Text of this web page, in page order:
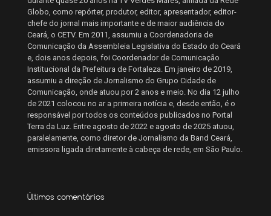
Globo, como repórter, produtor, editor, apresentador, editor-
chefe do jornal mais importante e de maior audiência do
Ceará, o CETV. Em 2011, assumiu a Coordenadoria de
Comunicação da Assembleia Legislativa do Estado do Ceará
e, dois anos depois, foi Coordenador de Comunicação
Institucional da Prefeitura de Fortaleza. Em janeiro de 2019,
assumiu a direção de Jornalismo do Grupo Cidade de
Comunicação, onde atuou por 2 anos e meio. No dia 12 julho
de 2021 colocou no ar a primeira notícia e, desde então, é o
responsável por todos os conteúdos publicados no Portal
Terra da Luz. Entre agosto de 2022 e agosto de 2025 atuou,
paralelamente, como diretor de Jornalismo da Band Ceará,
emissora ligada diretamente à cabeça de rede, em São Paulo.
Últimos comentários